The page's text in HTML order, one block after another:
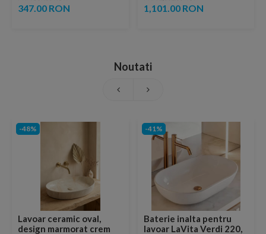
347.00 RON
71501000
1,101.00 RON
Noutati
-48%
Lavoar ceramic oval,
design marmorat crem
-41%
Baterie inalta pentru
lavoar LaVita Verdi 220,